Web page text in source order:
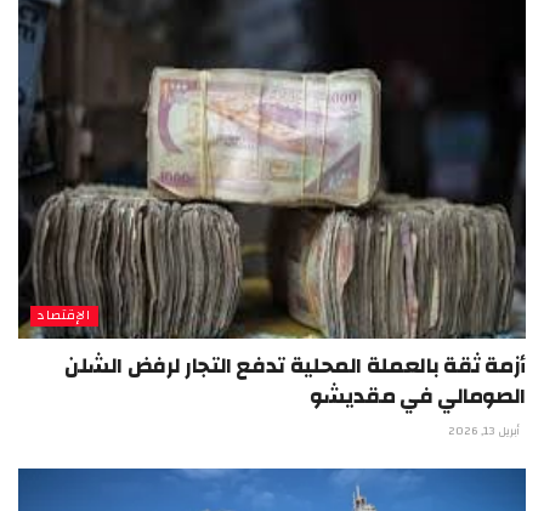
الإقتصاد
أزمة ثقة بالعملة المحلية تدفع التجار لرفض الشلن
الصومالي في مقديشو
أبريل 13, 2026